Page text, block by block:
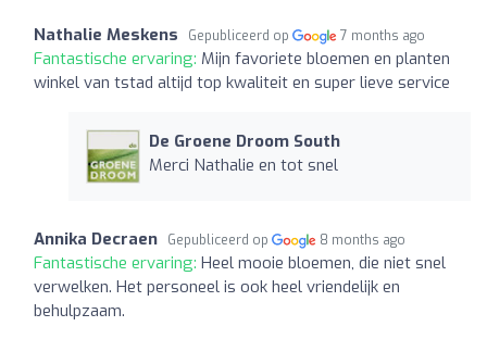
Nathalie Meskens Gepubliceerd op 7 months ago
Fantastische ervaring: Mijn favoriete bloemen en planten
winkel van tstad altijd top kwaliteit en super lieve service
De Groene Droom South
Merci Nathalie en tot snel
Annika Decraen Gepubliceerd op 8 months ago
Fantastische ervaring: Heel mooie bloemen, die niet snel
verwelken. Het personeel is ook heel vriendelijk en
behulpzaam.